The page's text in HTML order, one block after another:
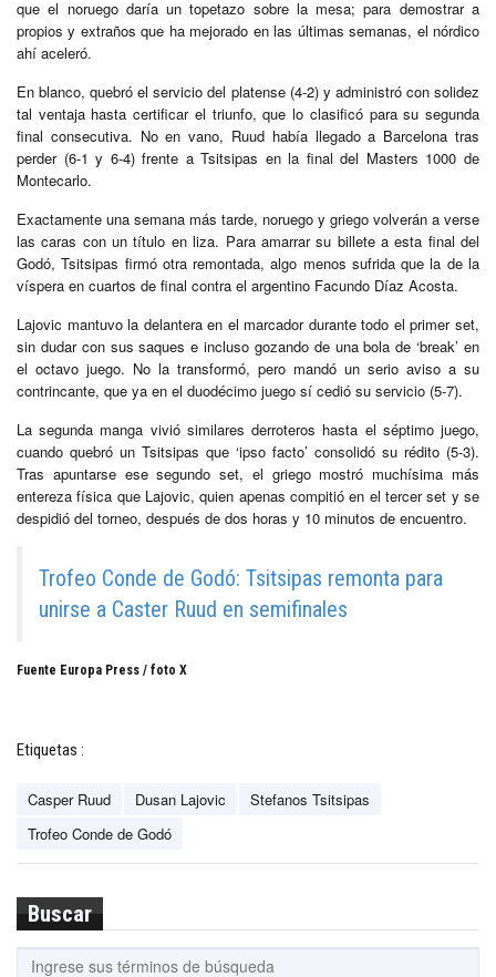
que el noruego daría un topetazo sobre la mesa; para demostrar a
propios y extraños que ha mejorado en las últimas semanas, el nórdico
ahí aceleró.
En blanco, quebró el servicio del platense (4-2) y administró con solidez
tal ventaja hasta certificar el triunfo, que lo clasificó para su segunda
final consecutiva. No en vano, Ruud había llegado a Barcelona tras
perder (6-1 y 6-4) frente a Tsitsipas en la final del Masters 1000 de
Montecarlo.
Exactamente una semana más tarde, noruego y griego volverán a verse
las caras con un título en liza. Para amarrar su billete a esta final del
Godó, Tsitsipas firmó otra remontada, algo menos sufrida que la de la
víspera en cuartos de final contra el argentino Facundo Díaz Acosta.
Lajovic mantuvo la delantera en el marcador durante todo el primer set,
sin dudar con sus saques e incluso gozando de una bola de ‘break’ en
el octavo juego. No la transformó, pero mandó un serio aviso a su
contrincante, que ya en el duodécimo juego sí cedió su servicio (5-7).
La segunda manga vivió similares derroteros hasta el séptimo juego,
cuando quebró un Tsitsipas que ‘ipso facto’ consolidó su rédito (5-3).
Tras apuntarse ese segundo set, el griego mostró muchísima más
entereza física que Lajovic, quien apenas compitió en el tercer set y se
despidió del torneo, después de dos horas y 10 minutos de encuentro.
Trofeo Conde de Godó: Tsitsipas remonta para
unirse a Caster Ruud en semifinales
Fuente Europa Press / foto X
Etiquetas :
Casper Ruud Dusan Lajovic
Stefanos Tsitsipas
Trofeo Conde de Godó
Buscar